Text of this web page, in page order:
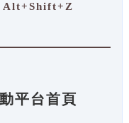
Alt+Shift+Z
平台首頁